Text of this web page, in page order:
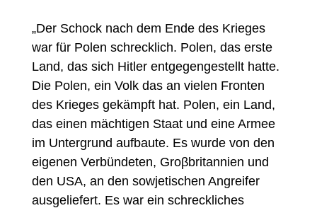
„Der Schock nach dem Ende des Krieges
war für Polen schrecklich. Polen, das erste
Land, das sich Hitler entgegengestellt hatte.
Die Polen, ein Volk das an vielen Fronten
des Krieges gekämpft hat. Polen, ein Land,
das einen mächtigen Staat und eine Armee
im Untergrund aufbaute. Es wurde von den
eigenen Verbündeten, Groβbritannien und
den USA, an den sowjetischen Angreifer
ausgeliefert. Es war ein schreckliches